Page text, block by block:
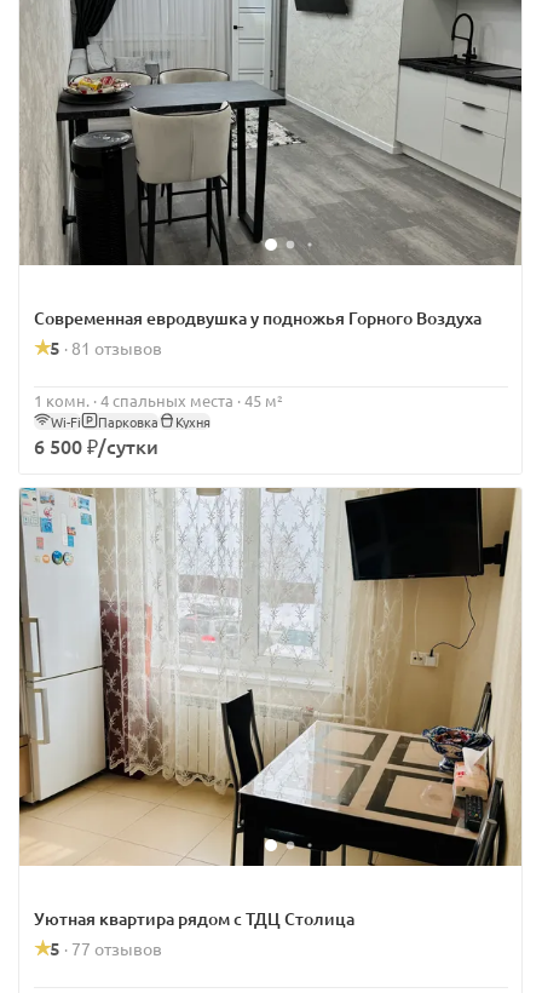
Современная евродвушка у подножья Горного Воздуха
5 · 81 отзывов
1 комн. · 4 спальных места · 45 м²
Wi-Fi Парковка Кухня
6 500 ₽/сутки
Уютная квартира рядом с ТДЦ Столица
5 · 77 отзывов